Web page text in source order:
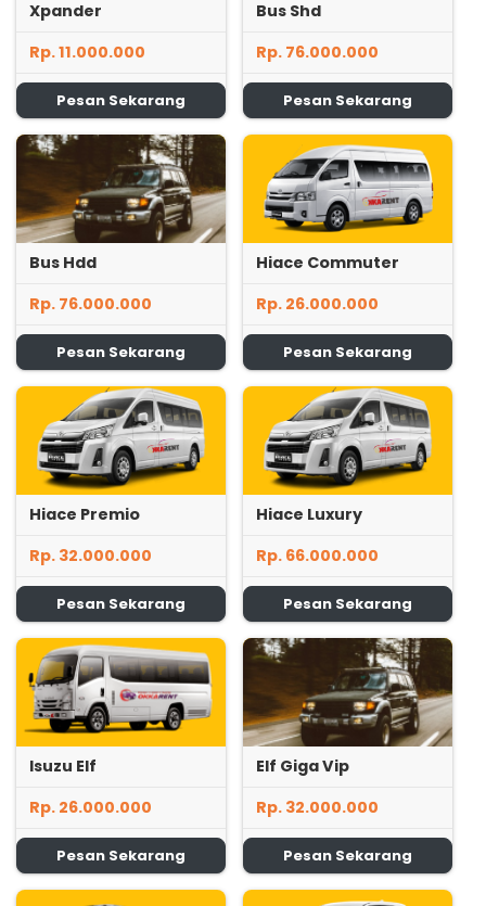
Xpander
Rp. 11.000.000
Pesan Sekarang
Bus Shd
Rp. 76.000.000
Pesan Sekarang
Bus Hdd
Rp. 76.000.000
Pesan Sekarang
Hiace Commuter
Rp. 26.000.000
Pesan Sekarang
Hiace Premio
Rp. 32.000.000
Pesan Sekarang
Hiace Luxury
Rp. 66.000.000
Pesan Sekarang
Isuzu Elf
Rp. 26.000.000
Pesan Sekarang
Elf Giga Vip
Rp. 32.000.000
Pesan Sekarang